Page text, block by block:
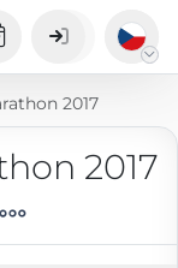
2017
2017